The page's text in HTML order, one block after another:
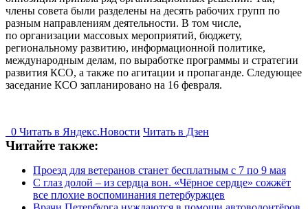
члены совета были разделены на десять рабочих групп по
разным направлениям деятельности. В том числе,
по организации массовых мероприятий, бюджету,
региональному развитию, информационной политике,
международным делам, по выработке программы и стратегии
развития КСО, а также по агитации и пропаганде. Следующее
заседание КСО запланировано на 16 февраля.
0 Читать в Яндекс.Новости Читать в Дзен
Читайте также:
Проезд для ветеранов станет бесплатным с 7 по 9 мая
С глаз долой – из сердца вон. «Чёрное сердце» сожжёт
все плохие воспоминания петербуржцев